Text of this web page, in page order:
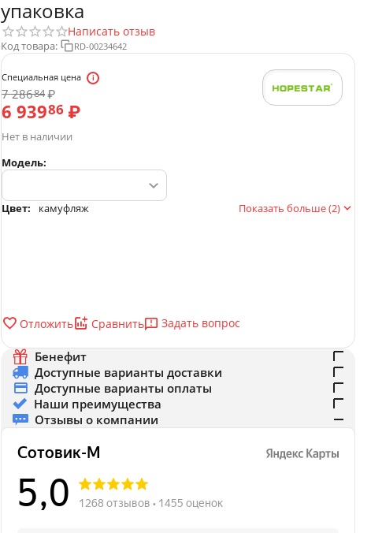
упаковка
Написать отзыв
Код товара: RD-00234642
Специальная цена
7 28684₽
6 93986 ₽
Нет в наличии
Модель:
Цвет: камуфляж Показать больше (2)
Отложить Сравнить Задать вопрос
Бенефит
Доступные варианты доставки
Доступные варианты оплаты
Наши преимущества
Отзывы о компании